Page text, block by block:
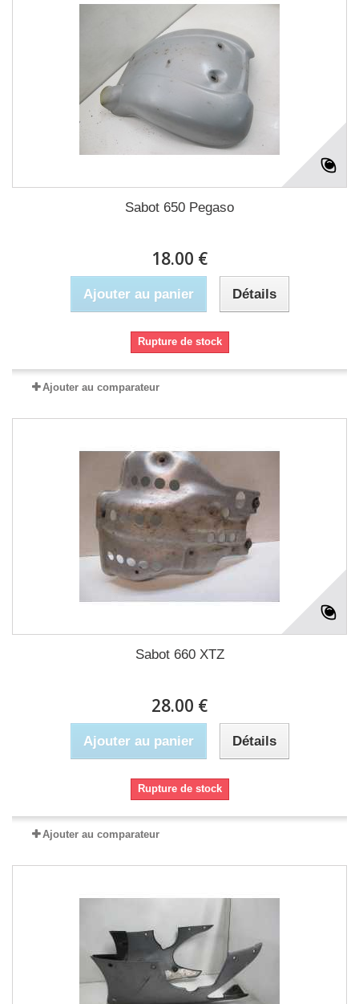
Sabot 650 Pegaso
18.00 €
Ajouter au panier Détails
Rupture de stock
Ajouter au comparateur
Sabot 660 XTZ
28.00 €
Ajouter au panier Détails
Rupture de stock
Ajouter au comparateur